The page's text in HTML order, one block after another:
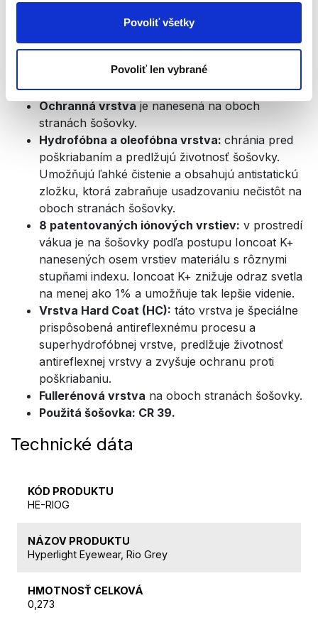
Povoliť všetky
Povoliť len vybrané
(regulujú krvný tlak a telesnú teplotu).
OkuliareHyperlight Eyewear sú
niekoľkýmivrstvami najvyššej
kvality:
Ochranná vrstva je nanesená na oboch
stranách šošovky.
Hydrofóbna a oleofóbna vrstva: chránia pred
poškriabaním a predlžujú životnosť šošovky.
Umožňujú ľahké čistenie a obsahujú antistatickú
zložku, ktorá zabraňuje usadzovaniu nečistôt na
oboch stranách šošovky.
8 patentovaných iónových vrstiev: v prostredí
vákua je na šošovky podľa postupu Ioncoat K+
nanesených osem vrstiev materiálu s rôznymi
stupňami indexu. Ioncoat K+ znižuje odraz svetla
na menej ako 1% a umožňuje tak lepšie videnie.
Vrstva Hard Coat (HC): táto vrstva je špeciálne
prispôsobená antireflexnému procesu a
superhydrofóbnej vrstve, predlžuje životnosť
antireflexnej vrstvy a zvyšuje ochranu proti
poškriabaniu.
Fullerénová vrstva na oboch stranách šošovky.
Použitá šošovka: CR 39.
Technické dáta
KÓD PRODUKTU
HE-RIOG
NÁZOV PRODUKTU
Hyperlight Eyewear, Rio Grey
HMOTNOSŤ CELKOVÁ
0,273